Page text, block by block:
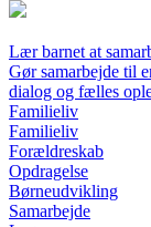
Lær barnet at
Gør samarbejde til
dialog og fælles
Familieliv
Familieliv
Forældreskab
Opdragelse
Børneudvikling
Samarbejde